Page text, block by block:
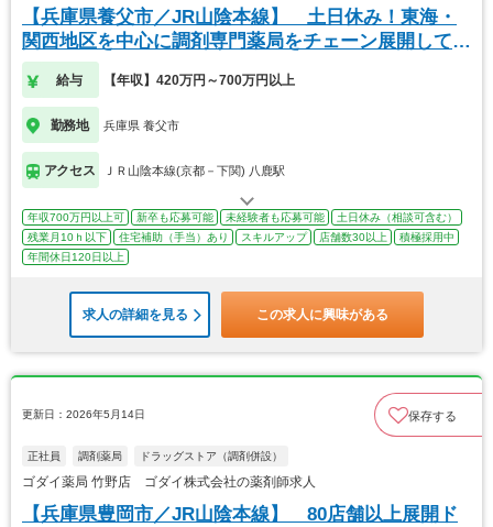
【兵庫県養父市／JR山陰本線】 土日休み！東海・
関西地区を中心に調剤専門薬局をチェーン展開してい
ます
給与 【年収】420万円～700万円以上
勤務地 兵庫県 養父市
アクセス ＪＲ山陰本線(京都－下関) 八鹿駅
年収700万円以上可 新卒も応募可能 未経験者も応募可能
土日休み（相談可含む）
残業月10ｈ以下
住宅補助（手当）あり スキルアップ 店舗数30以上
積極採用中
年間休日120日以上
求人の詳細を見る この求人に興味がある
更新日：2026年5月14日 保存する
正社員 調剤薬局 ドラッグストア（調剤併設）
ゴダイ薬局 竹野店 ゴダイ株式会社の薬剤師求人
【兵庫県豊岡市／JR山陰本線】 80店舗以上展開ド